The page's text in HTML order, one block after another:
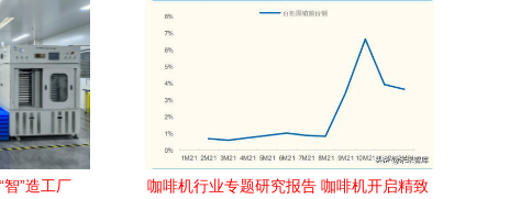
智”造工厂
咖啡机行业专题研究报告 咖啡机开启精致